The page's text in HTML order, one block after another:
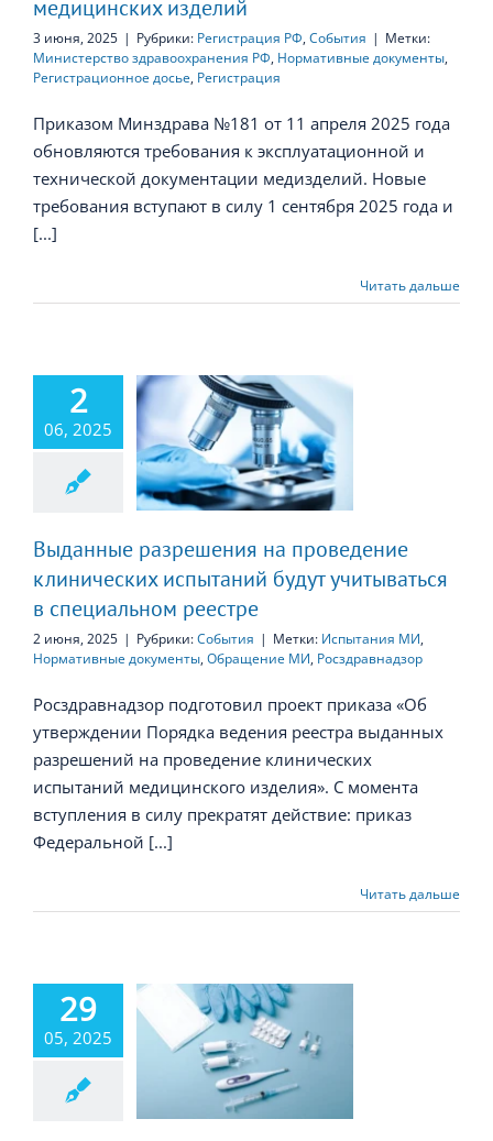
медицинских изделий
3 июня, 2025 | Рубрики: Регистрация РФ,События | Метки:
Министерство здравоохранения РФ, Нормативные документы,
Регистрационное досье, Регистрация
Приказом Минздрава №181 от 11 апреля 2025 года
обновляются требования к эксплуатационной и
технической документации медизделий. Новые
требования вступают в силу 1 сентября 2025 года и
[...]
Читать дальше
2
06, 2025
на
будут
реестре
Выданные разрешения на проведение
клинических испытаний будут учитываться
в специальном реестре
2 июня, 2025 | Рубрики:События | Метки: Испытания МИ,
Нормативные документы,Обращение МИ, Росздравнадзор
Росздравнадзор подготовил проект приказа «Об
утверждении Порядка ведения реестра выданных
разрешений на проведение клинических
испытаний медицинского изделия». С момента
вступления в силу прекратят действие: приказ
Федеральной [...]
Читать дальше
29
05, 2025
к